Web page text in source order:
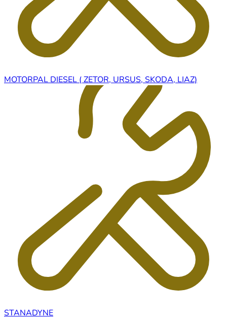
MOTORPAL DIESEL ( ZETOR, URSUS, SKODA, LIAZ)
STANADYNE